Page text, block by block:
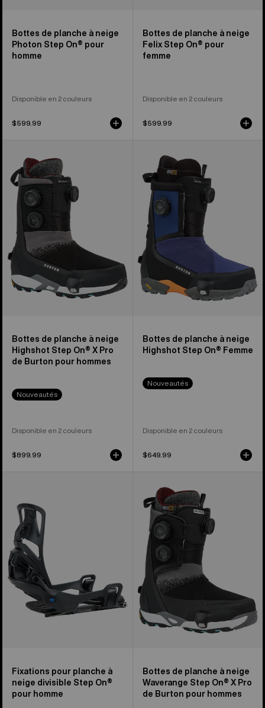
Bottes de planche à neige
Photon Step On® pour
homme
Disponible en 2 couleurs
$599.99
Bottes de planche à neige
Felix Step On® pour
femme
Disponible en 2 couleurs
$599.99
planche
neige
Highshot
Step
On®
X
Pro
de
Bottes de planche à neige
Highshot Step On® X Pro
de Burton pour hommes
Nouveautés
Disponible en 2 couleurs
$899.99
planche
neige
Highshot
Step
On®
de
Burton
Bottes de planche à neige
Highshot Step On® Femme
Nouveautés
Disponible en 2 couleurs
$649.99
splitboard
Step
On®
pour
hommes
Fixations pour planche à
neige divisible Step On®
pour homme
planche
neige
Waverange
Step
On®
X
Pro
de
Bottes de planche à neige
Waverange Step On® X Pro
de Burton pour hommes